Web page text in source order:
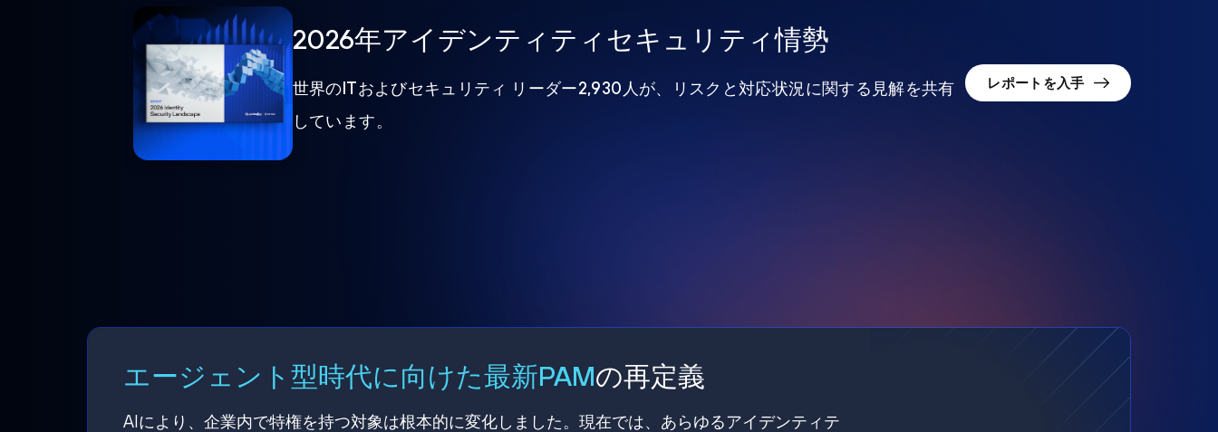
2026年アイデンティティセキュリティ情勢
世界のITおよびセキュリティ リーダー2,930人が、リスクと対応状況に関する見解を共有
しています。
レポートを入手
エージェント型時代に向けた最新PAMの再定義
AIにより、企業内で特権を持つ対象は根本的に変化しました。現在では、あらゆるアイデンティテ